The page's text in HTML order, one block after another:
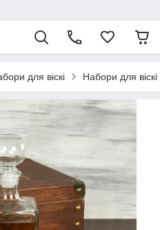
для віскі Набори для